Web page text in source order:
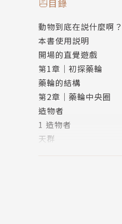
每個人從出生那天起
著時間流轉（流年與
●三十六方位動物的陪
「藥輪是動物教我們
每種動物，都有天賦
驗。
身為動物溝通者的春
醒。翻開本書的任何
請記得，動物只是想
藥輪源自北美印第
目錄
動物到底在説什麼啊？
本書使用説明
開場的直覺遊戲
第1章｜初探藥輪
藥輪的結構
第2章｜藥輪中央圈
造物者
1 造物者
天群